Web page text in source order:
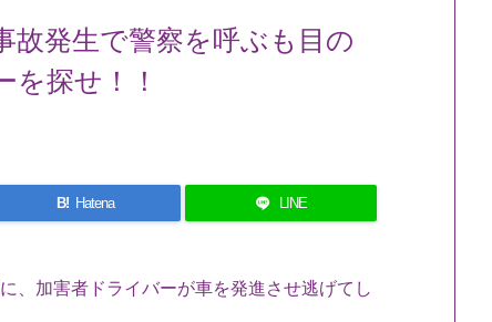
発生で警察を呼ぶも目の
探せ！！
B! Hatena LINE
、加害者ドライバーが車を発進させ逃げてし